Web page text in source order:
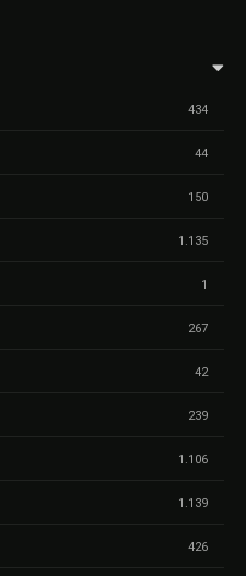
434
44
150
1.135
1
267
42
239
1.106
1.139
426